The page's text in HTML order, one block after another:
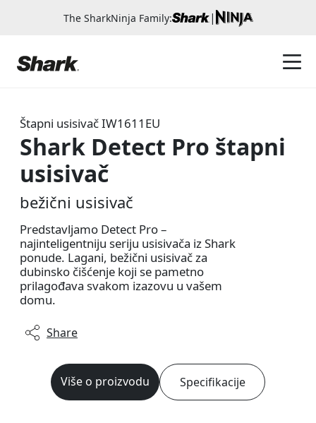
The SharkNinja Family: |
Štapni usisivačIW1611EU
Shark Detect Pro štapni
usisivač
bežični usisivač
Predstavljamo Detect Pro –
najinteligentniju seriju usisivača iz Shark
ponude. Lagani, bežični usisivač za
dubinsko čišćenje koji se pametno
prilagođava svakom izazovu u vašem
domu.
Share
Više o proizvodu Specifikacije